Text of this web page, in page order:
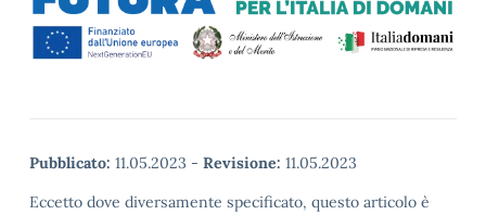
Pubblicato: 11.05.2023 - Revisione: 11.05.2023
Eccetto dove diversamente specificato, questo articolo è